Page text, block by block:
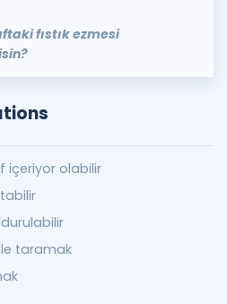
fıstık ezmesi
içeriyor olabilir
taramak